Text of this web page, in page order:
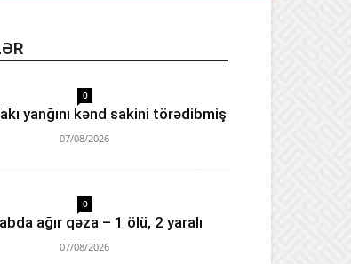
0
yanğını kənd sakini törədibmiş
07/08/2026
0
ağır qəza – 1 ölü, 2 yaralı
07/08/2026